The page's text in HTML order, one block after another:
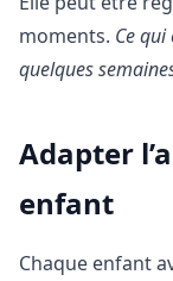
moments. Ce
quelques
Adapter
enfant
Chaque enfant